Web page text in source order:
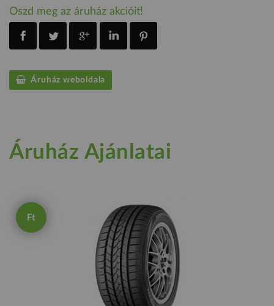
Oszd meg az áruház akcióit!
Áruház weboldala
Áruház Ajánlatai
Ft